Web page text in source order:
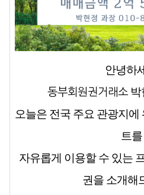
안녕하
동부회원권거래소 박
오늘은 전국 주요 관광지
트를
자유롭게 이용할 수 있는
권을 소개해